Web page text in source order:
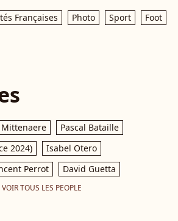
Françaises Photo Sport
Foot
Pascal Bataille
2024)
Isabel Otero
Perrot David Guetta
VOIR TOUS LES PEOPLE